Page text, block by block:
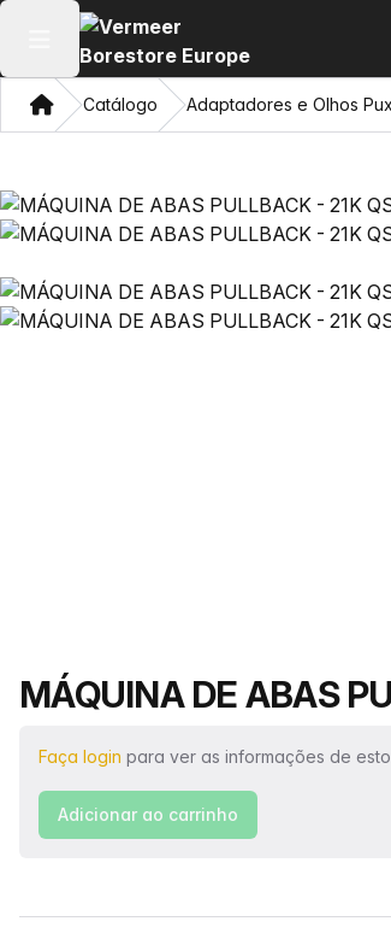
Abrir menu principal
CasaCatálogo Adaptadores e Olhos
Nome do produto
MÁQUINA DE ABAS
Faça login para ver as informações de
Adicionar ao carrinho